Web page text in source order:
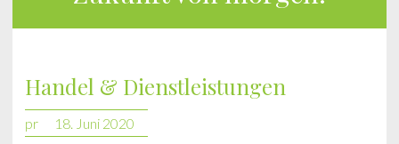
Handel & Dienstleistungen
pr 18. Juni 2020